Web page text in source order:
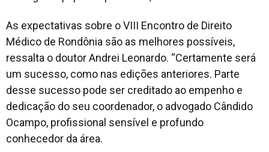
As expectativas sobre o VIII Encontro de Direito
Médico de Rondônia são as melhores possíveis,
ressalta o doutor Andrei Leonardo. “Certamente será
um sucesso, como nas edições anteriores. Parte
desse sucesso pode ser creditado ao empenho e
dedicação do seu coordenador, o advogado Cândido
Ocampo, profissional sensível e profundo
conhecedor da área.